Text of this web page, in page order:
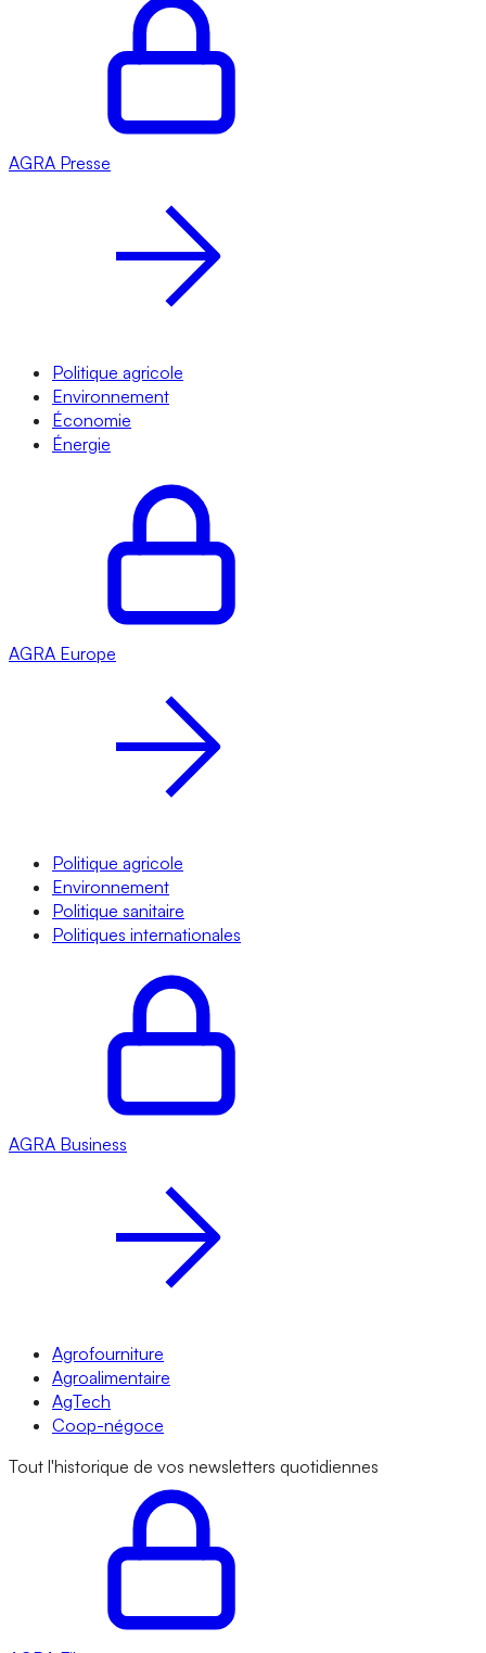
AGRA Presse
Politique agricole
Environnement
Économie
Énergie
AGRA Europe
Politique agricole
Environnement
Politique sanitaire
Politiques internationales
AGRA Business
Agrofourniture
Agroalimentaire
AgTech
Coop-négoce
Tout l'historique de vos newsletters quotidiennes